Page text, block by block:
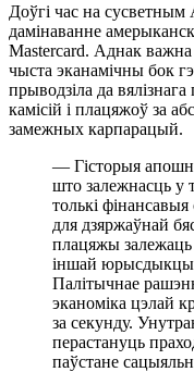
Доўгі час на сусветным
дамінаванне
Mastercard. Аднак важна
чыста эканамічны бок
прыводзіла да
камісій і плацяжоў за
замежных карпарацый.
— Гісторыя
што залежнасць у
толькі фінансавыя
для дзяржаўнай
плацяжы залежаць
іншай
Палітычнае
эканоміка цэлай
за секунду.
перастануць
паўстане